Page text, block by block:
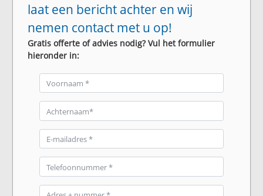
laat een bericht achter en wij
nemen contact met u op!
Gratis offerte of advies nodig? Vul het formulier
hieronder in: